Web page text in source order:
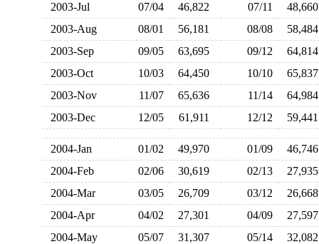
2003-Jul
07/04 46,822 07/11
2003-Aug
08/01 56,181 08/08
2003-Sep
09/05 63,695 09/12
2003-Oct
10/03 64,450 10/10
2003-Nov
11/07 65,636 11/14
2003-Dec
12/05 61,911 12/12
2004-Jan 01/02 49,970 01/09
2004-Feb
02/06 30,619 02/13
2004-Mar
03/05 26,709 03/12
2004-Apr
04/02 27,301 04/09
2004-May
05/07 31,307 05/14